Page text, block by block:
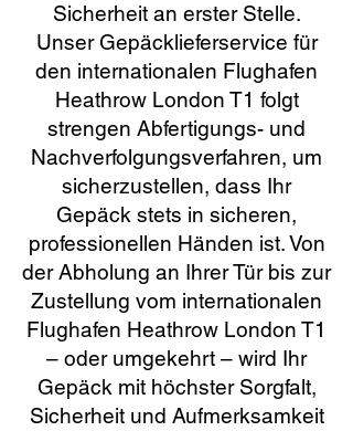
Sicherheit an erster Stelle.
Unser Gepäcklieferservice für
den internationalen Flughafen
Heathrow London T1 folgt
strengen Abfertigungs- und
Nachverfolgungsverfahren, um
sicherzustellen, dass Ihr
Gepäck stets in sicheren,
professionellen Händen ist. Von
der Abholung an Ihrer Tür bis zur
Zustellung vom internationalen
Flughafen Heathrow London T1
– oder umgekehrt – wird Ihr
Gepäck mit höchster Sorgfalt,
Sicherheit und Aufmerksamkeit